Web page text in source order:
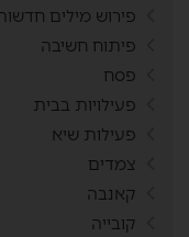
פירוש מילים
פיתוח חשיבה
פסח
פעילויות בבית
פעילות שיא
צמדים
קאנבה
קובייה